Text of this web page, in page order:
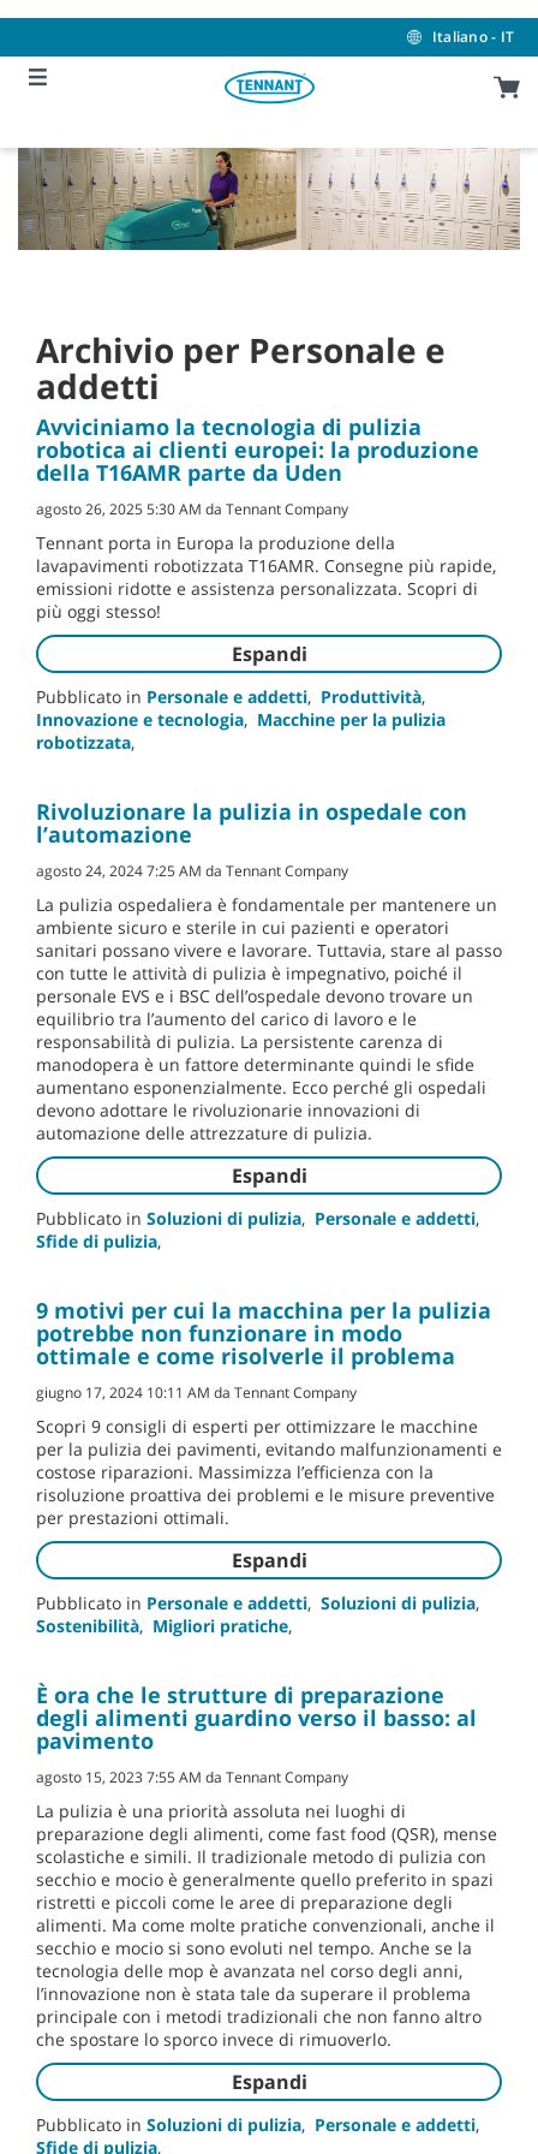
content
navigation
menu
Italiano - IT
Archivio per Personale e
addetti
Avviciniamo la tecnologia di pulizia
robotica ai clienti europei: la produzione
della T16AMR parte da Uden
agosto 26, 2025 5:30 AM da Tennant Company
Tennant porta in Europa la produzione della
lavapavimenti robotizzata T16AMR. Consegne più rapide,
emissioni ridotte e assistenza personalizzata. Scopri di
più oggi stesso!
Espandi
Pubblicato in Personale e addetti, Produttività,
Innovazione e tecnologia, Macchine per la pulizia
robotizzata,
Rivoluzionare la pulizia in ospedale con
l’automazione
agosto 24, 2024 7:25 AM da Tennant Company
La pulizia ospedaliera è fondamentale per mantenere un
ambiente sicuro e sterile in cui pazienti e operatori
sanitari possano vivere e lavorare. Tuttavia, stare al passo
con tutte le attività di pulizia è impegnativo, poiché il
personale EVS e i BSC dell’ospedale devono trovare un
equilibrio tra l’aumento del carico di lavoro e le
responsabilità di pulizia. La persistente carenza di
manodopera è un fattore determinante quindi le sfide
aumentano esponenzialmente. Ecco perché gli ospedali
devono adottare le rivoluzionarie innovazioni di
automazione delle attrezzature di pulizia.
Espandi
Pubblicato in Soluzioni di pulizia, Personale e addetti,
Sfide di pulizia,
9 motivi per cui la macchina per la pulizia
potrebbe non funzionare in modo
ottimale e come risolverle il problema
giugno 17, 2024 10:11 AM da Tennant Company
Scopri 9 consigli di esperti per ottimizzare le macchine
per la pulizia dei pavimenti, evitando malfunzionamenti e
costose riparazioni. Massimizza l’efficienza con la
risoluzione proattiva dei problemi e le misure preventive
per prestazioni ottimali.
Espandi
Pubblicato in Personale e addetti, Soluzioni di pulizia,
Sostenibilità, Migliori pratiche,
È ora che le strutture di preparazione
degli alimenti guardino verso il basso: al
pavimento
agosto 15, 2023 7:55 AM da Tennant Company
La pulizia è una priorità assoluta nei luoghi di
preparazione degli alimenti, come fast food (QSR), mense
scolastiche e simili. Il tradizionale metodo di pulizia con
secchio e mocio è generalmente quello preferito in spazi
ristretti e piccoli come le aree di preparazione degli
alimenti. Ma come molte pratiche convenzionali, anche il
secchio e mocio si sono evoluti nel tempo. Anche se la
tecnologia delle mop è avanzata nel corso degli anni,
l’innovazione non è stata tale da superare il problema
principale con i metodi tradizionali che non fanno altro
che spostare lo sporco invece di rimuoverlo.
Espandi
Pubblicato in Soluzioni di pulizia, Personale e addetti,
Sfide di pulizia,